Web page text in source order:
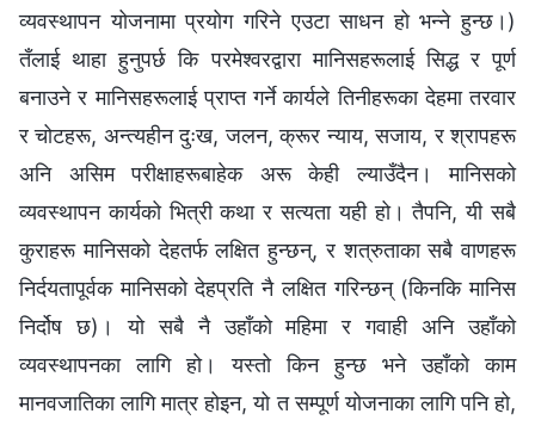
व्यवस्थापन योजनामा प्रयोग गरिने एउटा साधन हो भन्‍ने हुन्छ।)
तँलाई थाहा हुनुपर्छ कि परमेश्‍वरद्वारा मानिसहरूलाई सिद्ध र पूर्ण
बनाउने र मानिसहरूलाई प्राप्त गर्ने कार्यले तिनीहरूका देहमा तरवार
र चोटहरू, अन्त्यहीन दुःख, जलन, क्रूर न्याय, सजाय, र श्रापहरू
अनि असिम परीक्षाहरूबाहेक अरू केही ल्याउँदैन। मानिसको
व्यवस्थापन कार्यको भित्री कथा र सत्यता यही हो। तैपनि, यी सबै
कुराहरू मानिसको देहतर्फ लक्षित हुन्छन्, र शत्रुताका सबै वाणहरू
निर्दयतापूर्वक मानिसको देहप्रति नै लक्षित गरिन्छन् (किनकि मानिस
निर्दोष छ)। यो सबै नै उहाँको महिमा र गवाही अनि उहाँको
व्यवस्थापनका लागि हो। यस्तो किन हुन्छ भने उहाँको काम
मानवजातिका लागि मात्र होइन, यो त सम्पूर्ण योजनाका लागि पनि हो,